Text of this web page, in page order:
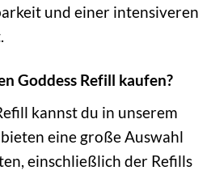
und einer intensiveren
Goddess Refill kaufen?
kannst du in unserem
eine große Auswahl
einschließlich der Refills